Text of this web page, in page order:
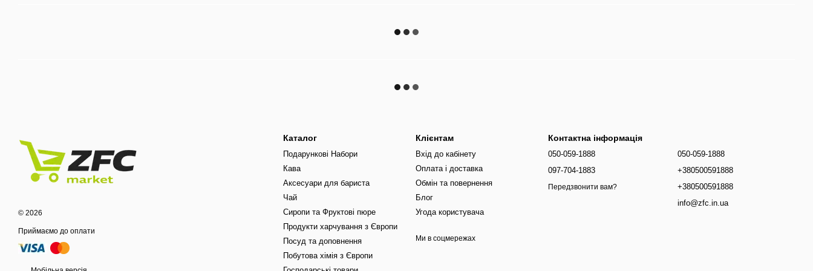
© 2026
Приймаємо до оплати
Каталог
Подарункові Набори
Кава
Аксесуари для бариста
Чай
Сиропи та Фруктові пюре
Продукти харчування з Європи
Посуд та доповнення
Побутова хімія з Європи
Клієнтам
Вхід до кабінету
Оплата і доставка
Обмін та повернення
Блог
Угода користувача
Ми в соцмережах
Контактна інформація
050-059-1888
097-704-1883
Передзвонити вам?
050-059-1888
+380500591888
+380500591888
info@zfc.in.ua